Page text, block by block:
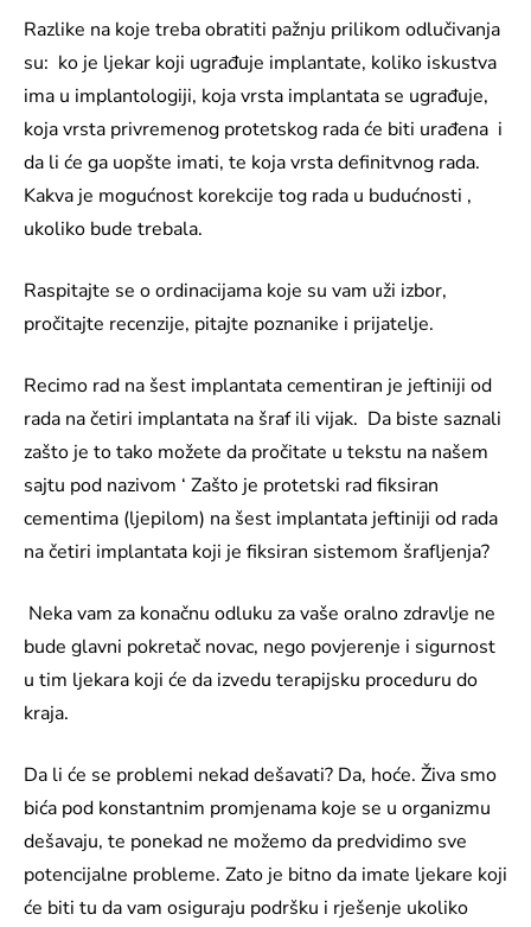
Razlike na koje treba obratiti pažnju prilikom odlučivanja
su: ko je ljekar koji ugrađuje implantate, koliko iskustva
ima u implantologiji, koja vrsta implantata se ugrađuje,
koja vrsta privremenog protetskog rada će biti urađena i
da li će ga uopšte imati, te koja vrsta definitvnog rada.
Kakva je mogućnost korekcije tog rada u budućnosti ,
ukoliko bude trebala.
Raspitajte se o ordinacijama koje su vam uži izbor,
pročitajte recenzije, pitajte poznanike i prijatelje.
Recimo rad na šest implantata cementiran je jeftiniji od
rada na četiri implantata na šraf ili vijak. Da biste saznali
zašto je to tako možete da pročitate u tekstu na našem
sajtu pod nazivom ‘ Zašto je protetski rad fiksiran
cementima (ljepilom) na šest implantata jeftiniji od rada
na četiri implantata koji je fiksiran sistemom šrafljenja?
Neka vam za konačnu odluku za vaše oralno zdravlje ne
bude glavni pokretač novac, nego povjerenje i sigurnost
u tim ljekara koji će da izvedu terapijsku proceduru do
kraja.
Da li će se problemi nekad dešavati? Da, hoće. Živa smo
bića pod konstantnim promjenama koje se u organizmu
dešavaju, te ponekad ne možemo da predvidimo sve
potencijalne probleme. Zato je bitno da imate ljekare koji
će biti tu da vam osiguraju podršku i rješenje ukoliko